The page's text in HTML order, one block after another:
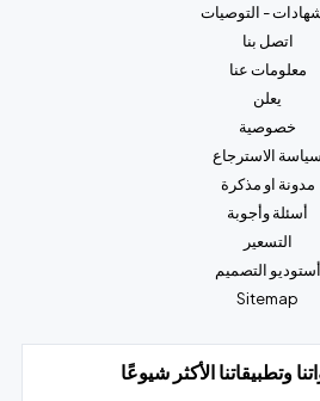
- التوصيات
اتصل بنا
معلومات عنا
يعلن
خصوصية
سياسة الاسترجاع
مدونة او مذكرة
أسئلة وأجوبة
التسعير
أستوديو التصميم
Sitemap
وتطبيقاتنا الأكثر شيوعًا